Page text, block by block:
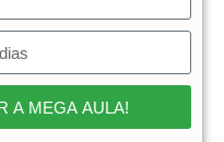
A MEGA AULA!